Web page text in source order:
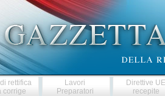
rettifica
corrige
Lavori
Preparatori
Direttive
recepite